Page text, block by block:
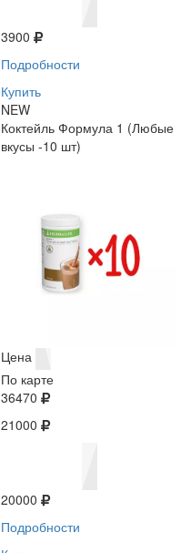
3900
Подробности
Купить
NEW
Коктейль Формула 1 (Любые
вкусы -10 шт)
Цена
По карте
36470
21000
20000
Подробности